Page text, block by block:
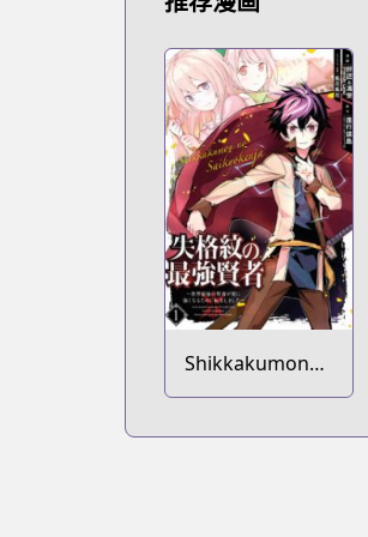
Shikkakumon
no Saikyou